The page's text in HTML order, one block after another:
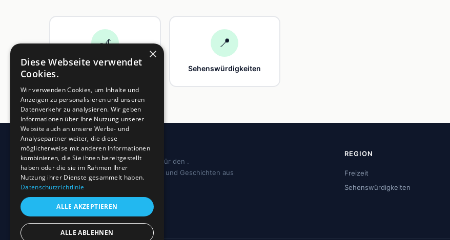
🎢
Freizeit
📍
Sehenswürdigkeiten
Dein regionales Informationsportal für den .
Sehenswürdigkeiten, Ausflugstipps und Geschichten aus
deiner Region.
REGION
Freizeit
Sehenswürdigkeiten
×
Diese Webseite verwendet
Cookies.
Wir verwenden Cookies, um Inhalte und
Anzeigen zu personalisieren und unseren
Datenverkehr zu analysieren. Wir geben
Informationen über Ihre Nutzung unserer
Website auch an unsere Werbe- und
Analysepartner weiter, die diese
möglicherweise mit anderen Informationen
kombinieren, die Sie ihnen bereitgestellt
haben oder die sie im Rahmen Ihrer
Nutzung ihrer Dienste gesammelt haben.
Datenschutzrichtlinie
ALLE AKZEPTIEREN
ALLE ABLEHNEN